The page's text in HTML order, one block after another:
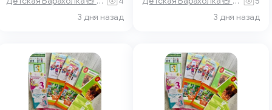
3 дня назад
3 дня назад